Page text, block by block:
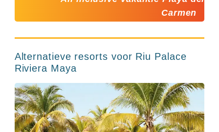
Carmen
Alternatieve resorts voor Riu Palace
Riviera Maya